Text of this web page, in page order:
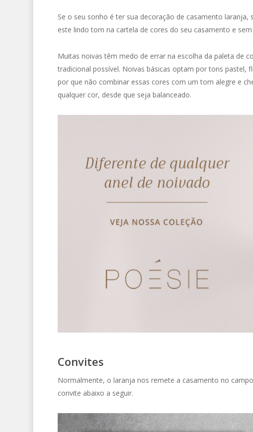
Se o seu sonho é ter sua decoração de casamento
este lindo tom na cartela de cores do seu casamento e
Muitas noivas têm medo de errar na escolha da paleta de
tradicional possível. Noivas básicas optam por tons pastel,
por que não combinar essas cores com um tom alegre e
qualquer cor, desde que seja balanceado.
Convites
Normalmente, o laranja nos remete a casamento no
convite abaixo a seguir.